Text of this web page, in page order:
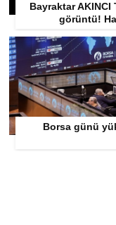
Bayraktar AKINCI
görüntü!
Borsa günü